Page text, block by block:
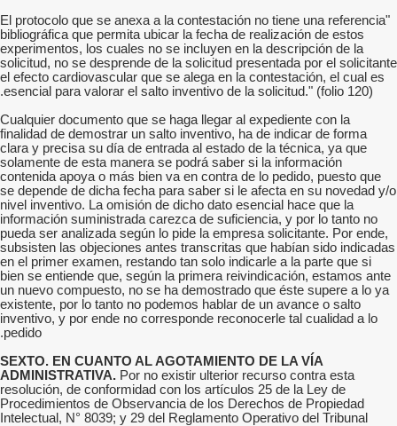
"El protocolo que se anexa a la contestación no tiene una referencia
bibliográfica que permita ubicar la fecha de realización de estos
experimentos, los cuales no se incluyen en la descripción de la
solicitud, no se desprende de la solicitud presentada por el solicitante
el efecto cardiovascular que se alega en la contestación, el cual es
esencial para valorar el salto inventivo de la solicitud." (folio 120).
Cualquier documento que se haga llegar al expediente con la
finalidad de demostrar un salto inventivo, ha de indicar de forma
clara y precisa su día de entrada al estado de la técnica, ya que
solamente de esta manera se podrá saber si la información
contenida apoya o más bien va en contra de lo pedido, puesto que
se depende de dicha fecha para saber si le afecta en su novedad y/o
nivel inventivo. La omisión de dicho dato esencial hace que la
información suministrada carezca de suficiencia, y por lo tanto no
pueda ser analizada según lo pide la empresa solicitante. Por ende,
subsisten las objeciones antes transcritas que habían sido indicadas
en el primer examen, restando tan solo indicarle a la parte que si
bien se entiende que, según la primera reivindicación, estamos ante
un nuevo compuesto, no se ha demostrado que éste supere a lo ya
existente, por lo tanto no podemos hablar de un avance o salto
inventivo, y por ende no corresponde reconocerle tal cualidad a lo
pedido.
SEXTO. EN CUANTO AL AGOTAMIENTO DE LA VÍA
ADMINISTRATIVA. Por no existir ulterior recurso contra esta
resolución, de conformidad con los artículos 25 de la Ley de
Procedimientos de Observancia de los Derechos de Propiedad
Intelectual, N° 8039; y 29 del Reglamento Operativo del Tribunal